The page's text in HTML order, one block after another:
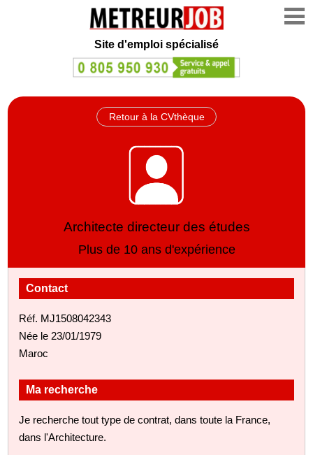
Site d'emploi spécialisé
Retour à la CVthèque
Architecte directeur des études
Plus de 10 ans d'expérience
Contact
Réf. MJ1508042343
Née le 23/01/1979
Maroc
Ma recherche
Je recherche tout type de contrat, dans toute la France,
dans l'Architecture.